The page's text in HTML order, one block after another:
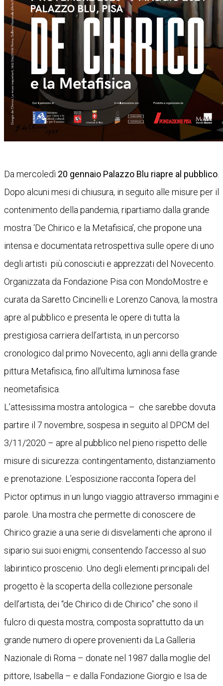
Da mercoledì 20 gennaio Palazzo Blu riapre al pubblico
Dopo alcuni mesi di chiusura, in seguito alle misure per il
contenimento della pandemia, ripartiamo dalla grande
mostra ‘De Chirico e la Metafisica’, che propone una
intensa e documentata retrospettiva sulle opere di uno
degli artisti più conosciuti e apprezzati del Novecento.
Organizzata da Fondazione Pisa con MondoMostre e
curata da Saretto Cincinelli e Lorenzo Canova, la mostra
apre al pubblico e presenta le opere di tutta la
prestigiosa carriera dell’artista, in un percorso
cronologico dal primo Novecento, agli anni della grande
pittura Metafisica, fino all’ultima luminosa fase
neometafisica.
L’attesissima mostra antologica – che sarebbe dovuta
partire il 7 novembre, sospesa in seguito al DPCM del
3/11/2020 – apre al pubblico nel pieno rispetto delle
misure di sicurezza: contingentamento, distanziamento
e prenotazione. L’esposizione racconta l’opera del
Pictor optimus in un lungo viaggio attraverso immagini e
parole. Una mostra che permette di conoscere de
Chirico grazie a una serie di disvelamenti che aprono il
sipario sui suoi enigmi, consentendo l’accesso al suo
labirintico proscenio. Uno degli elementi principali del
progetto è la scoperta della collezione personale
dell’artista, dei “de Chirico di de Chirico” che sono il
fulcro di questa mostra, composta soprattutto da un
grande numero di opere provenienti da La Galleria
Nazionale di Roma – donate nel 1987 dalla moglie del
pittore, Isabella – e dalla Fondazione Giorgio e Isa de